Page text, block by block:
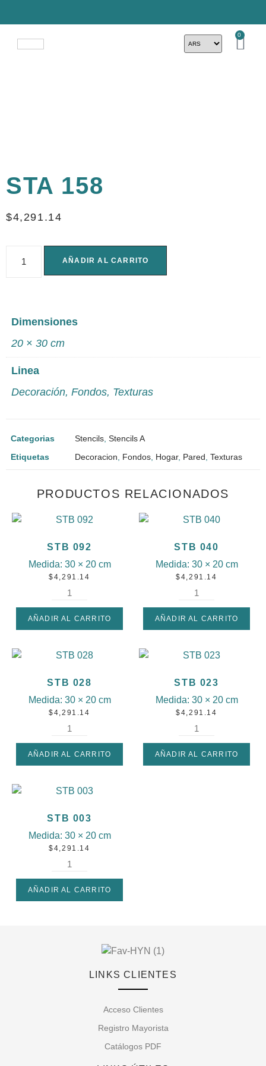
0
STA 158
$4,291.14
AÑADIR AL CARRITO
Dimensiones
20 × 30 cm
Linea
Decoración, Fondos, Texturas
Categorias Stencils, Stencils A
Etiquetas
Decoracion, Fondos, Hogar, Pared, Texturas
PRODUCTOS RELACIONADOS
STB 092
Medida: 30 × 20 cm
$4,291.14
AÑADIR AL CARRITO
STB 040
Medida: 30 × 20 cm
$4,291.14
AÑADIR AL CARRITO
STB 028
Medida: 30 × 20 cm
$4,291.14
AÑADIR AL CARRITO
STB 023
Medida: 30 × 20 cm
$4,291.14
AÑADIR AL CARRITO
STB 003
Medida: 30 × 20 cm
$4,291.14
AÑADIR AL CARRITO
LINKS CLIENTES
Acceso Clientes
Registro Mayorista
Catálogos PDF